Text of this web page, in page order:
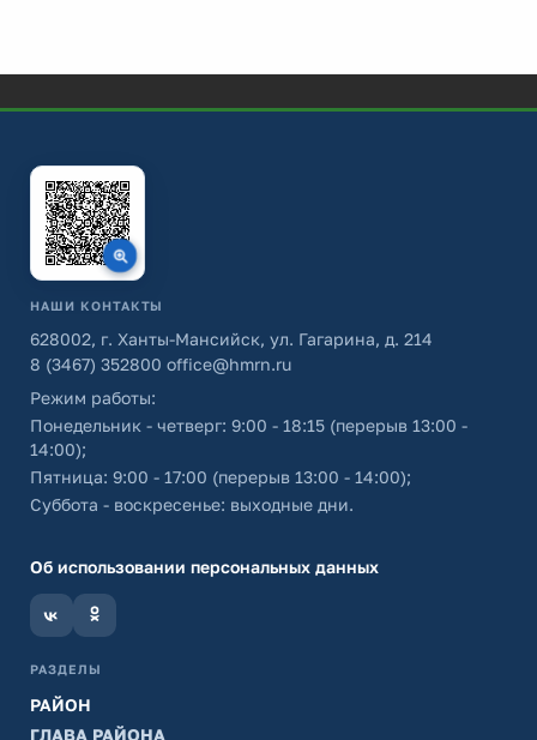
НАШИ КОНТАКТЫ
628002, г. Ханты-Мансийск, ул. Гагарина, д. 214
8 (3467) 352800 office@hmrn.ru
Режим работы:
Понедельник - четверг: 9:00 - 18:15 (перерыв 13:00 -
14:00);
Пятница: 9:00 - 17:00 (перерыв 13:00 - 14:00);
Суббота - воскресенье: выходные дни.
Об использовании персональных данных
РАЗДЕЛЫ
РАЙОН
ГЛАВА РАЙОНА